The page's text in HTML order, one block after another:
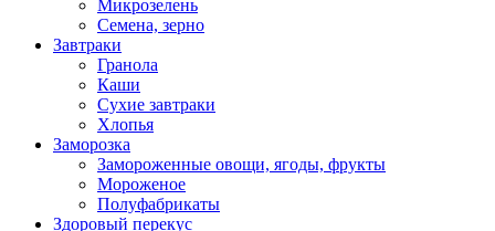
Микрозелень
Семена, зерно
Завтраки
Гранола
Каши
Сухие завтраки
Хлопья
Заморозка
Замороженные овощи, ягоды, фрукты
Мороженое
Полуфабрикаты
Здоровый перекус